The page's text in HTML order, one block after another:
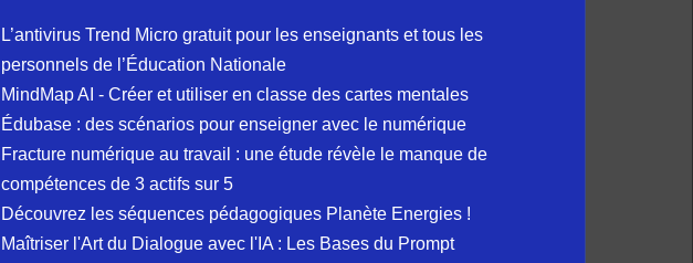
L’antivirus Trend Micro gratuit pour les enseignants et tous les
personnels de l’Éducation Nationale
MindMap AI - Créer et utiliser en classe des cartes mentales
Édubase : des scénarios pour enseigner avec le numérique
Fracture numérique au travail : une étude révèle le manque de
compétences de 3 actifs sur 5
Découvrez les séquences pédagogiques Planète Energies !
Maîtriser l'Art du Dialogue avec l'IA : Les Bases du Prompt